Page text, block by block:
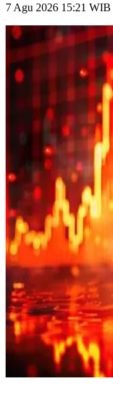
7 Agu 2026 15:21 WIB